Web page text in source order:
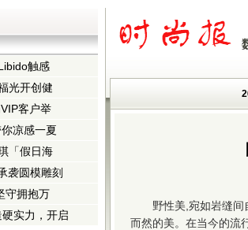
触感
光开创健
客户举
凉感一夏
「假日海
袭圆模雕刻
守拥抱万
实力，开启
野性美,宛如岩缝
而然的美。在当今的流